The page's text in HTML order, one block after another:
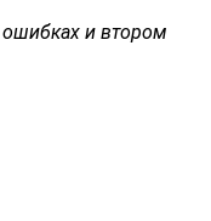
и втором